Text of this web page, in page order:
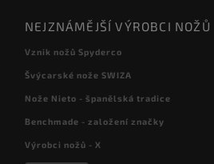
NEJZNÁMĚJŠÍ VÝROBCI NOŽŮ
Vznik nožů Spyderco
Švýcarské nože SWIZA
Nože Nieto - španělská tradice
Benchmade - založení značky
Výrobci nožů - X